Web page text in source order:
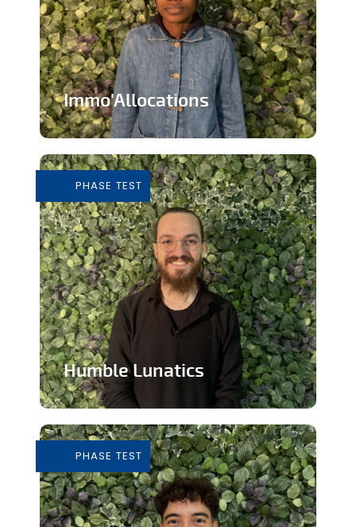
Immo'Allocations
les personnes touchant des...
En savoir plus
PHASE TEST
Humble Lunatics
éthique
En savoir plus
PHASE TEST